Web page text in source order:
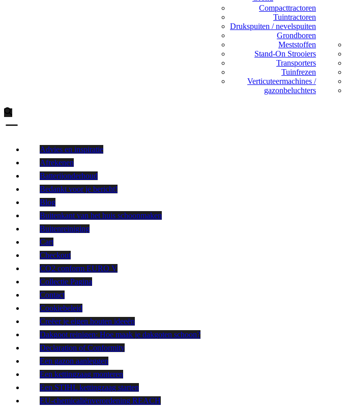
Compacttractoren
Tuintractoren
Drukspuiten / nevelspuiten
Grondboren
Meststoffen
Stand-On Strooiers
Transporters
Tuinfrezen
Verticuteermachines /
gazonbeluchters
Advies en inspiratie
Afrekenen
Batterijonderhoud
Bedankt voor je bericht!
Blog
Buitenkant van het huis schoonmaken
Buitenreiniging
Cart
Checkout
CO2 conform EURO V
Collectie Pagina
Contact
Cookiebeleid
Creëer je eigen houten ideeën
Dakgoot reinigen: Hoe maak je dakgoten schoon?
Declaration of Conformity
Een gazon aanleggen
Een kettingzaag monteren
Een STIHL kettingzaag starten
EU-chemicaliënverordening REACH